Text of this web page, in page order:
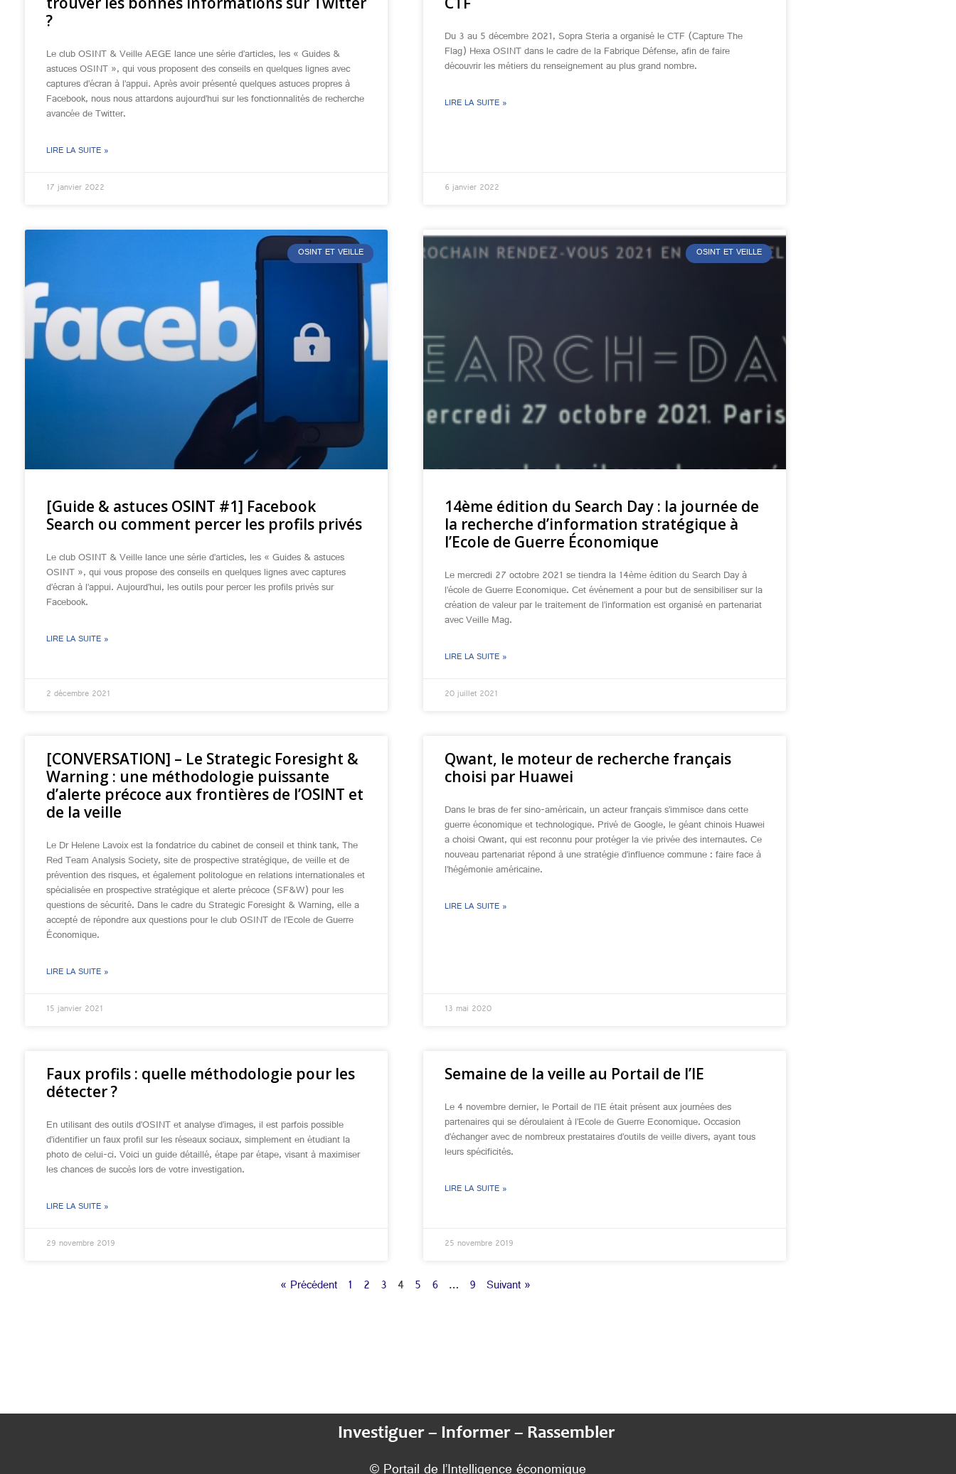
?
Le club OSINT & Veille AEGE lance une série d’articles, les « Guides &
astuces OSINT », qui vous proposent des conseils en quelques lignes avec
captures d’écran à l’appui. Après avoir présenté quelques astuces propres à
Facebook, nous nous attardons aujourd’hui sur les fonctionnalités de recherche
avancée de Twitter.
LIRE LA SUITE »
17 janvier 2022
Du 3 au 5 décembre 2021, Sopra Steria a organisé le CTF (Capture The
Flag) Hexa OSINT dans le cadre de la Fabrique Défense, afin de faire
découvrir les métiers du renseignement au plus grand nombre.
LIRE LA SUITE »
6 janvier 2022
OSINT ET VEILLE
[Guide & astuces OSINT #1] Facebook
Search ou comment percer les profils privés
Le club OSINT & Veille lance une série d’articles, les « Guides & astuces
OSINT », qui vous propose des conseils en quelques lignes avec captures
d’écran à l’appui. Aujourd’hui, les outils pour percer les profils privés sur
Facebook.
LIRE LA SUITE »
2 décembre 2021
OSINT ET VEILLE
14ème édition du Search Day : la journée de
la recherche d’information stratégique à
l’Ecole de Guerre Économique
Le mercredi 27 octobre 2021 se tiendra la 14ème édition du Search Day à
l’école de Guerre Economique. Cet événement a pour but de sensibiliser sur la
création de valeur par le traitement de l’information est organisé en partenariat
avec Veille Mag.
LIRE LA SUITE »
20 juillet 2021
[CONVERSATION] – Le Strategic Foresight &
Warning : une méthodologie puissante
d’alerte précoce aux frontières de l’OSINT et
de la veille
Le Dr Helene Lavoix est la fondatrice du cabinet de conseil et think tank, The
Red Team Analysis Society, site de prospective stratégique, de veille et de
prévention des risques, et également politologue en relations internationales et
spécialisée en prospective stratégique et alerte précoce (SF&W) pour les
questions de sécurité. Dans le cadre du Strategic Foresight & Warning, elle a
accepté de répondre aux questions pour le club OSINT de l’Ecole de Guerre
Économique.
LIRE LA SUITE »
15 janvier 2021
Qwant, le moteur de recherche français
choisi par Huawei
Dans le bras de fer sino-américain, un acteur français s’immisce dans cette
guerre économique et technologique. Privé de Google, le géant chinois Huawei
a choisi Qwant, qui est reconnu pour protéger la vie privée des internautes. Ce
nouveau partenariat répond à une stratégie d’influence commune : faire face à
l’hégémonie américaine.
LIRE LA SUITE »
13 mai 2020
Faux profils : quelle méthodologie pour les
détecter ?
En utilisant des outils d’OSINT et analyse d’images, il est parfois possible
d’identifier un faux profil sur les réseaux sociaux, simplement en étudiant la
photo de celui-ci. Voici un guide détaillé, étape par étape, visant à maximiser
les chances de succès lors de votre investigation.
LIRE LA SUITE »
29 novembre 2019
Semaine de la veille au Portail de l’IE
Le 4 novembre dernier, le Portail de l’IE était présent aux journées des
partenaires qui se déroulaient à l’Ecole de Guerre Economique. Occasion
d’échanger avec de nombreux prestataires d’outils de veille divers, ayant tous
leurs spécificités.
LIRE LA SUITE »
25 novembre 2019
« Précédent 1 2 3 4 5 6 … 9 Suivant »
Investiguer – Informer – Rassembler